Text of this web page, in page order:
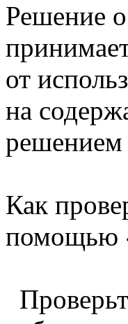
Решение
от
на
решением
Как
помощью